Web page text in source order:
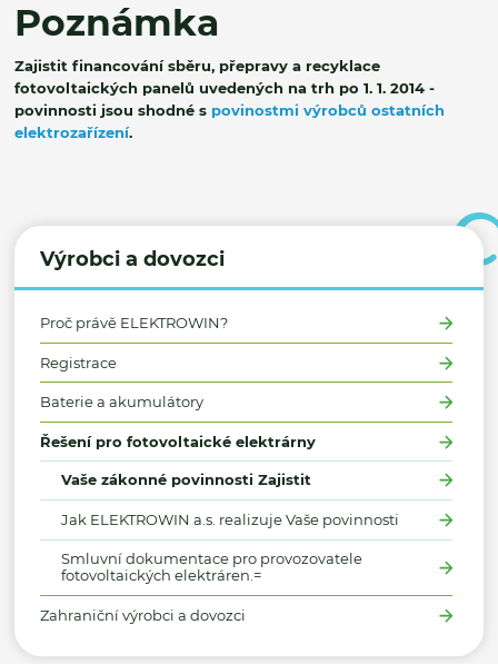
Výrobci a dovozci
Proč právě ELEKTROWIN?
Registrace
Baterie a akumulátory
Řešení pro fotovoltaické elektrárny
Vaše zákonné povinnosti Zajistit
Jak ELEKTROWIN a.s. realizuje Vaše povinnosti
Smluvní dokumentace pro provozovatele
fotovoltaických elektráren.=
Zahraniční výrobci a dovozci
Poznámka
Zajistit financování sběru, přepravy a recyklace
fotovoltaických panelů uvedených na trh po 1. 1. 2014 -
povinnosti jsou shodné s povinostmi výrobců ostatních
elektrozařízení.